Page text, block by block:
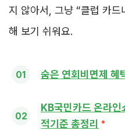
지 않아서, 그냥 “클럽 카
해 보기 쉬워요.
숨은 연회비면제 혜
KB국민카드 온라인
적기준 총정리